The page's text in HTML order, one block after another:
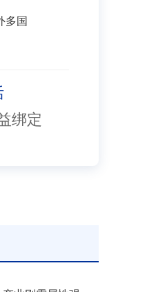
多国
绑定